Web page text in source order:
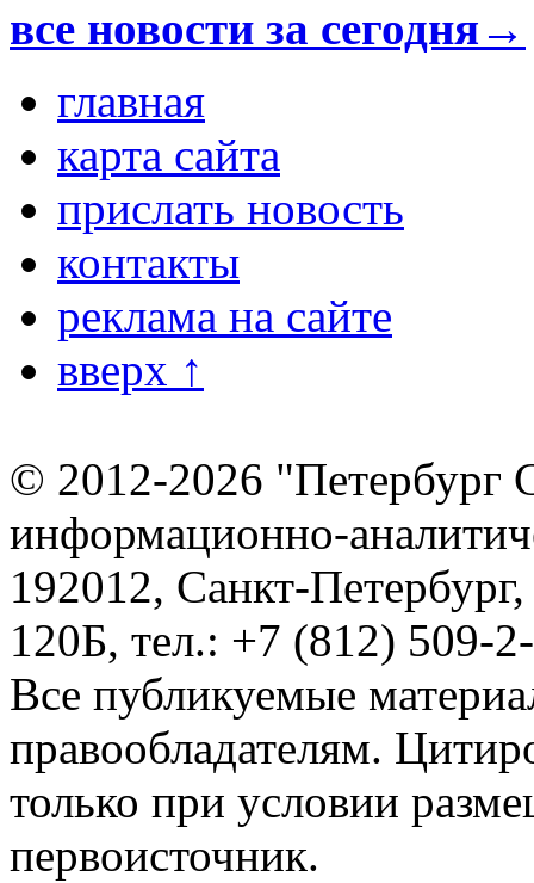
все новости за сегодня→
главная
карта сайта
прислать новость
контакты
реклама на сайте
вверх ↑
© 2012-2026 "Петербург
информационно-
192012, Санкт-
120Б, тел.: +7 (812) 509-
Все публикуемые
правообладателям.
только при условии
первоисточник.